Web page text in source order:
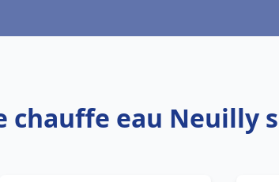
chauffe eau Neuilly